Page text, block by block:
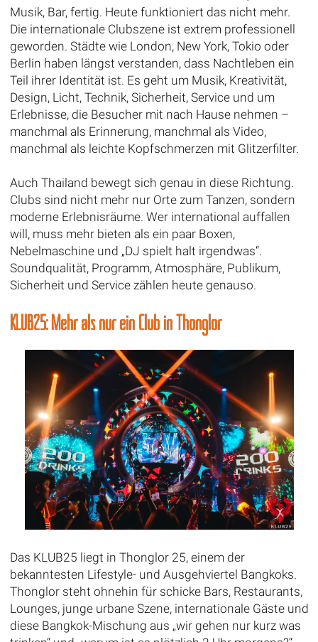
Musik, Bar, fertig. Heute funktioniert das nicht mehr.
Die internationale Clubszene ist extrem professionell
geworden. Städte wie London, New York, Tokio oder
Berlin haben längst verstanden, dass Nachtleben ein
Teil ihrer Identität ist. Es geht um Musik, Kreativität,
Design, Licht, Technik, Sicherheit, Service und um
Erlebnisse, die Besucher mit nach Hause nehmen –
manchmal als Erinnerung, manchmal als Video,
manchmal als leichte Kopfschmerzen mit Glitzerfilter.
Auch Thailand bewegt sich genau in diese Richtung.
Clubs sind nicht mehr nur Orte zum Tanzen, sondern
moderne Erlebnisräume. Wer international auffallen
will, muss mehr bieten als ein paar Boxen,
Nebelmaschine und „DJ spielt halt irgendwas“.
Soundqualität, Programm, Atmosphäre, Publikum,
Sicherheit und Service zählen heute genauso.
KLUB25: Mehr als nur ein Club in Thonglor
Das KLUB25 liegt in Thonglor 25, einem der
bekanntesten Lifestyle- und Ausgehviertel Bangkoks.
Thonglor steht ohnehin für schicke Bars, Restaurants,
Lounges, junge urbane Szene, internationale Gäste und
diese Bangkok-Mischung aus „wir gehen nur kurz was